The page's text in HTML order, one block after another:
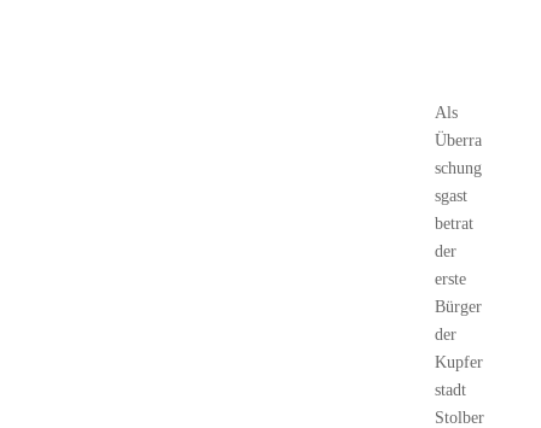
Als
Überra
schung
sgast
betrat
der
erste
Bürger
der
Kupfer
stadt
Stolber